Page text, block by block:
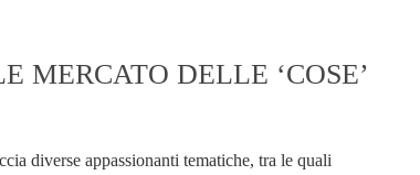
MERCATO DELLE ‘COSE’
diverse appassionanti tematiche, tra le quali